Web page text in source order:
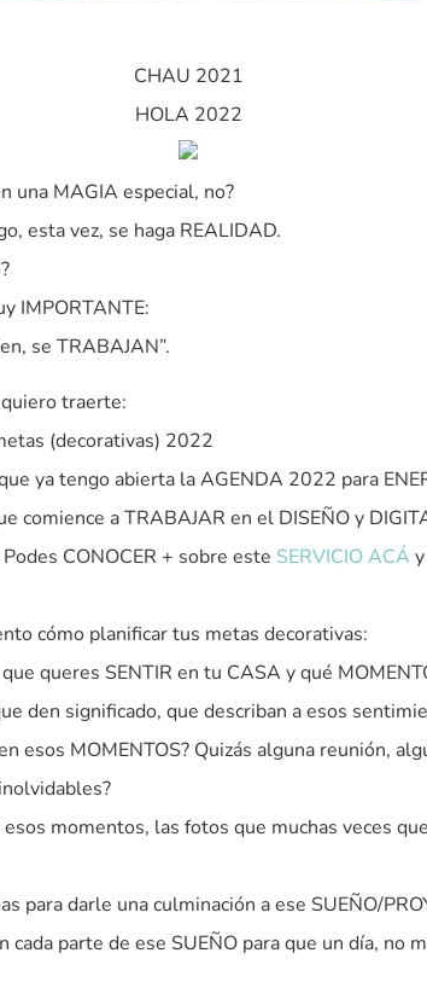
CHAU 2021
HOLA 2022
una MAGIA especial, no?
esta vez, se haga REALIDAD.
IMPORTANTE:
se TRABAJAN”.
traerte:
(decorativas) 2022
ya tengo abierta la AGENDA 2022 para
comience a TRABAJAR en el DISEÑO y
CONOCER + sobre este SERVICIO ACÁ
cómo planificar tus metas decorativas:
queres SENTIR en tu CASA y qué
den significado, que describan a esos
esos MOMENTOS? Quizás alguna reunión,
momentos, las fotos que muchas veces
para darle una culminación a ese SUEÑO/
cada parte de ese SUEÑO para que un día, no